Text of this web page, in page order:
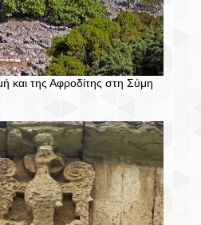
και της Αφροδίτης στη Σύμη